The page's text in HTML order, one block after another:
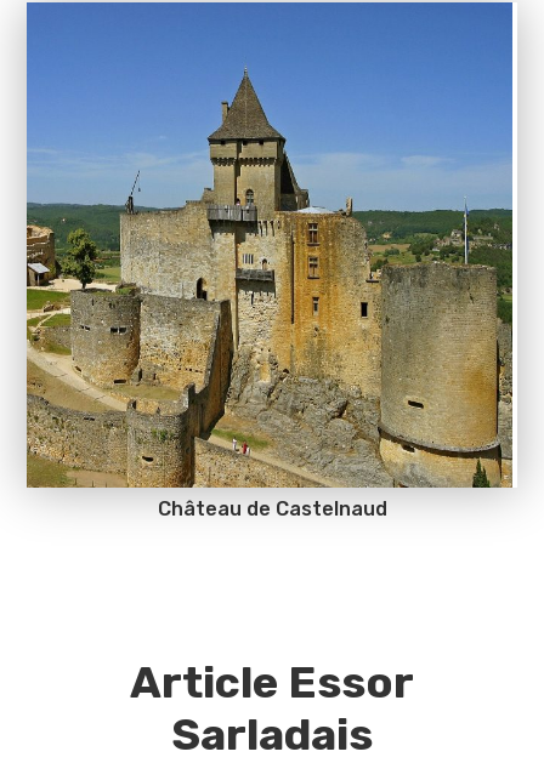
Château de Castelnaud
Article Essor
Sarladais